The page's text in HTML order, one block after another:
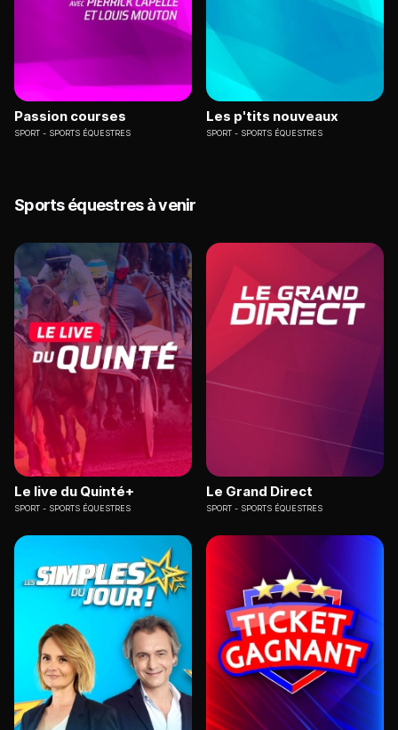
Passion courses
SPORT SPORTS ÉQUESTRES
Les p'tits nouveaux
SPORT SPORTS ÉQUESTRES
Sports équestres à venir
Le live du Quinté+
SPORT SPORTS ÉQUESTRES
Le Grand Direct
SPORT SPORTS ÉQUESTRES